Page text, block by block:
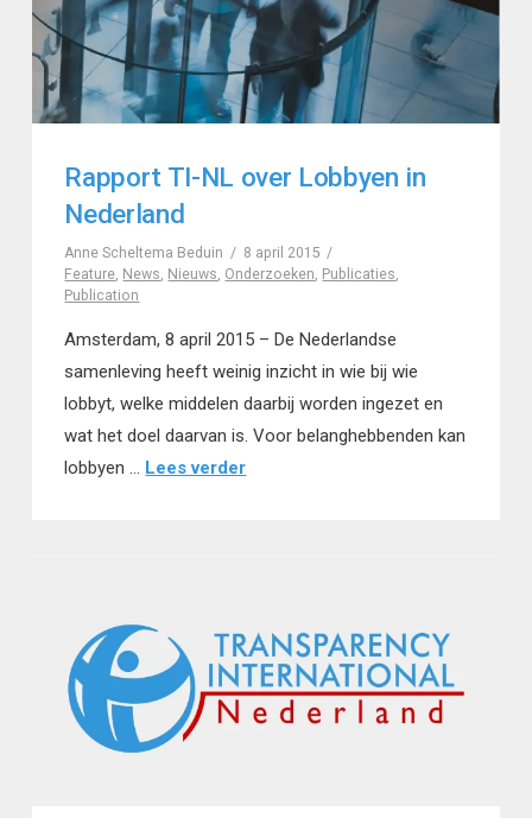
Rapport TI-NL over Lobbyen in
Nederland
Anne Scheltema Beduin
8 april 2015
Feature, News, Nieuws, Onderzoeken, Publicaties,
Publication
Amsterdam, 8 april 2015 – De Nederlandse
samenleving heeft weinig inzicht in wie bij wie
lobbyt, welke middelen daarbij worden ingezet en
wat het doel daarvan is. Voor belanghebbenden kan
lobbyen … Lees verder